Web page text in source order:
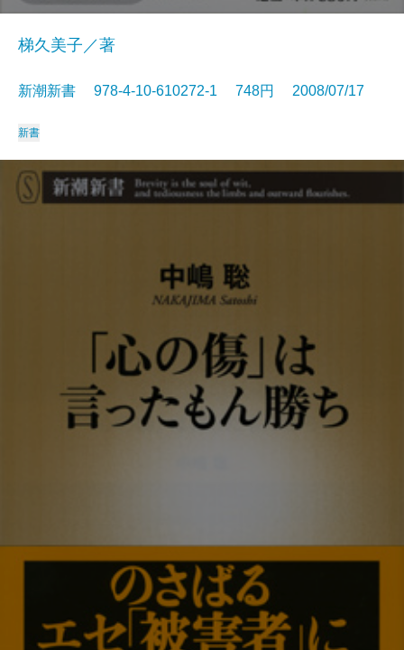
梯久美子／著
新潮新書 978-4-10-610272-1 748円 2008/07/17
新書